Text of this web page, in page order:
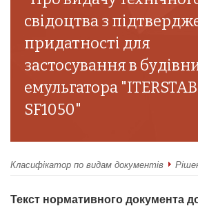
свідоцтва з
придатності для
застосування в
емульгатора "ITERSTAB
SF1050"
Класифікатор по видам документів
Текст нормативного документа